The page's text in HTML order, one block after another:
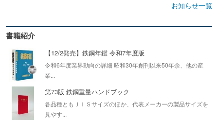
お知らせ一覧
書籍紹介
【12/2発売】鉄鋼年鑑 令和7年度版
令和6年度業界動向の詳細 昭和30年創刊以来50年余、他の産
業...
第73版 鉄鋼重量ハンドブック
各品種ともＪＩＳサイズのほか、代表メーカーの製品サイズを
見やす...